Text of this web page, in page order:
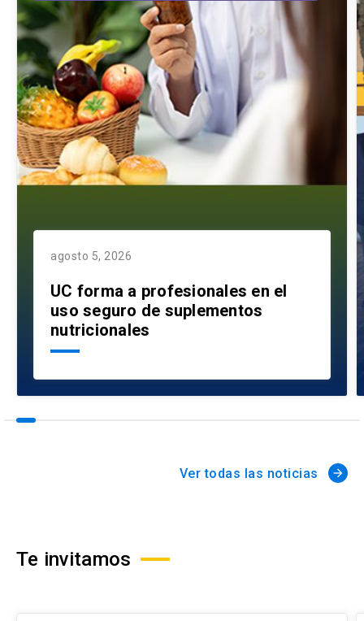
agosto 5, 2026
UC forma a profesionales en el
uso seguro de suplementos
nutricionales
Ver todas las noticias arrow_forward
Te invitamos